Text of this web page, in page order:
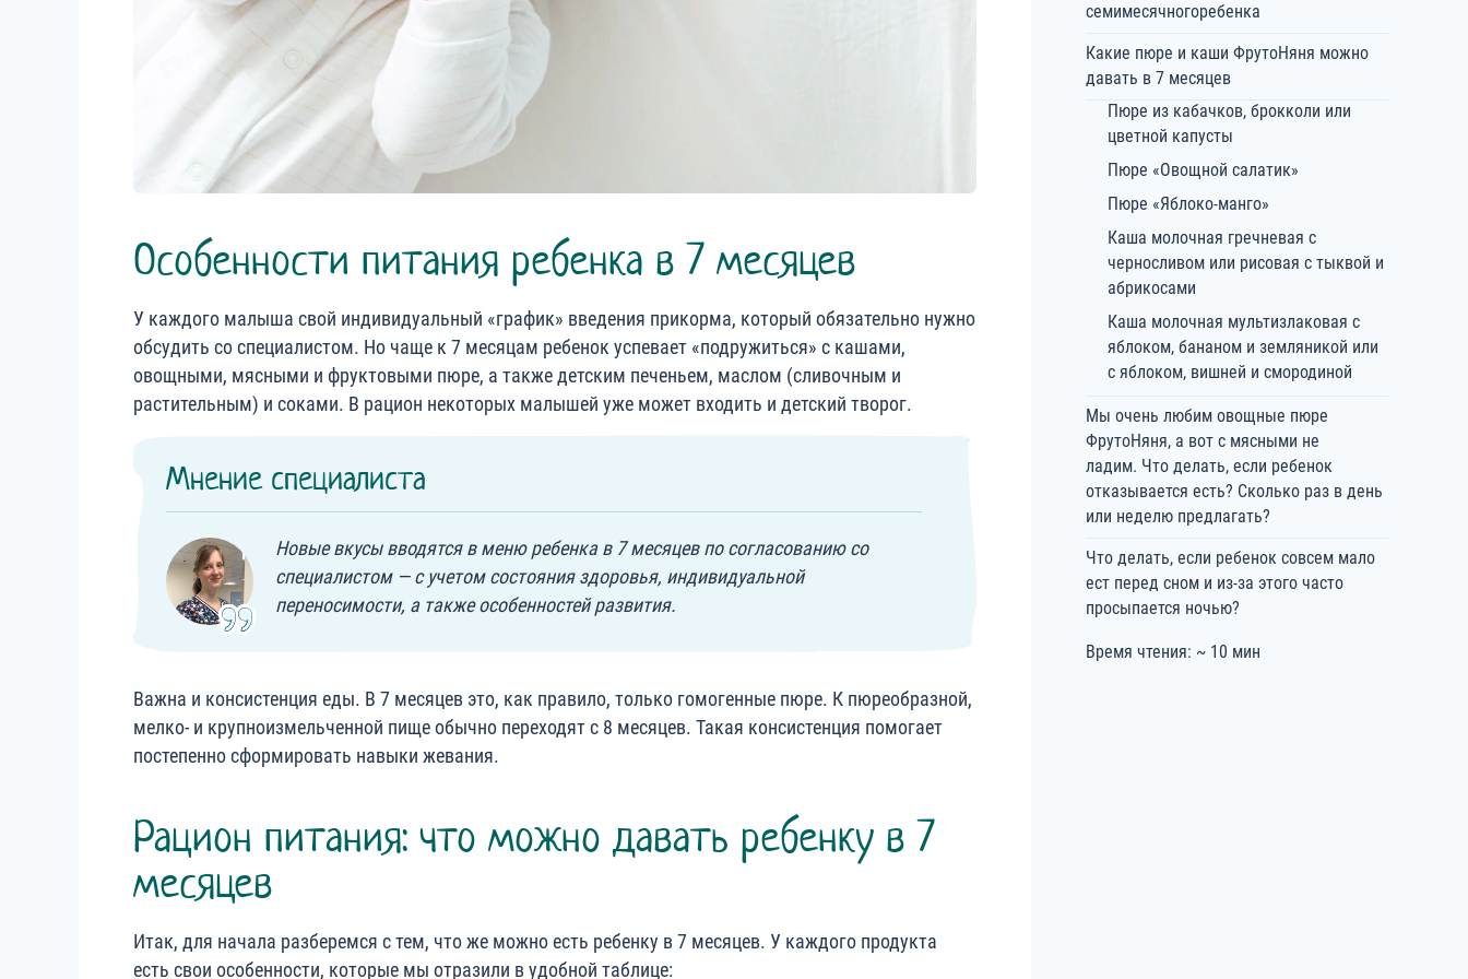
Особенности питания ребенка в 7 месяцев
У каждого малыша свой индивидуальный «график» введения прикорма, который обязательно нужно
обсудить со специалистом. Но чаще к 7 месяцам ребенок успевает «подружиться» с кашами,
овощными, мясными и фруктовыми пюре, а также детским печеньем, маслом (сливочным и
растительным) и соками. В рацион некоторых малышей уже может входить и детский творог.
Мнение специалиста
Новые вкусы вводятся в меню ребенка в 7 месяцев по согласованию со
специалистом — с учетом состояния здоровья, индивидуальной
переносимости, а также особенностей развития.
Важна и консистенция еды. В 7 месяцев это, как правило, только гомогенные пюре. К пюреобразной,
мелко- и крупноизмельченной пище обычно переходят с 8 месяцев. Такая консистенция помогает
постепенно сформировать навыки жевания.
Рацион питания: что можно давать ребенку в 7
месяцев
Итак, для начала разберемся с тем, что же можно есть ребенку в 7 месяцев. У каждого продукта
есть свои особенности, которые мы отразили в удобной таблице:
семимесячногоребенка
Какие пюре и каши ФрутоНяня можно
давать в 7 месяцев
Пюре из кабачков, брокколи или
цветной капусты
Пюре «Овощной салатик»
Пюре «Яблоко-манго»
Каша молочная гречневая с
черносливом или рисовая с тыквой и
абрикосами
Каша молочная мультизлаковая с
яблоком, бананом и земляникой или
с яблоком, вишней и смородиной
Мы очень любим овощные пюре
ФрутоНяня, а вот с мясными не
ладим. Что делать, если ребенок
отказывается есть? Сколько раз в день
или неделю предлагать?
Что делать, если ребенок совсем мало
ест перед сном и из-за этого часто
просыпается ночью?
Время чтения: ~ 10 мин